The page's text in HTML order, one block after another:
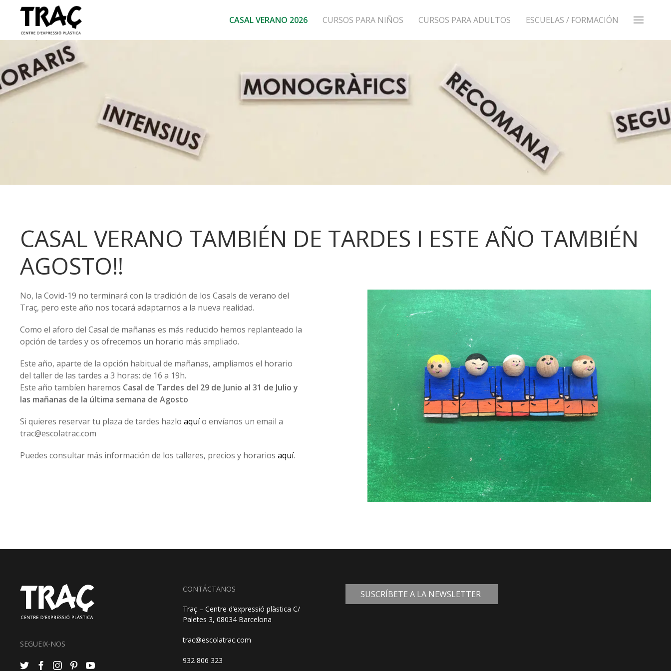
CASAL VERANO 2026 CURSOS PARA NIÑOS CURSOS PARA ADULTOS ESCUELAS / FORMACIÓN
CASAL VERANO TAMBIÉN DE TARDES I ESTE AÑO TAMBIÉN
AGOSTO!!
No, la Covid-19 no terminará con la tradición de los Casals de verano del
Traç, pero este año nos tocará adaptarnos a la nueva realidad.
Como el aforo del Casal de mañanas es más reducido hemos replanteado la
opción de tardes y os ofrecemos un horario más ampliado.
Este año, aparte de la opción habitual de mañanas, ampliamos el horario
del taller de las tardes a 3 horas: de 16 a 19h.
Este año tambíen haremos Casal de Tardes del 29 de Junio al 31 de Julio y
las mañanas de la última semana de Agosto
Si quieres reservar tu plaza de tardes hazlo aquío envíanos un email a
trac@escolatrac.com
Puedes consultar más información de los talleres, precios y horarios aquí.
SEGUEIX-NOS
CONTÁCTANOS
Traç – Centre d’expressió plàstica C/
Paletes 3, 08034 Barcelona
trac@escolatrac.com
932 806 323
SUSCRÍBETE A LA NEWSLETTER